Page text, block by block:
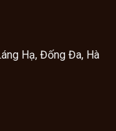
Hạ, Đống Đa, Hà